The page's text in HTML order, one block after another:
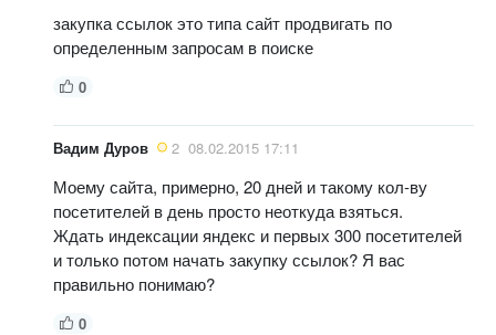
закупка ссылок это типа сайт продвигать по
определенным запросам в поиске
0
Вадим Дуров 2 08.02.2015 17:11
Моему сайта, примерно, 20 дней и такому кол-ву
посетителей в день просто неоткуда взяться.
Ждать индексации яндекс и первых 300 посетителей
и только потом начать закупку ссылок? Я вас
правильно понимаю?
0